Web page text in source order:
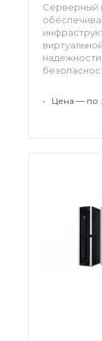
Серверный
• Цена — по